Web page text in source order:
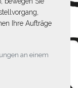
Ihre Aufträge
an einem